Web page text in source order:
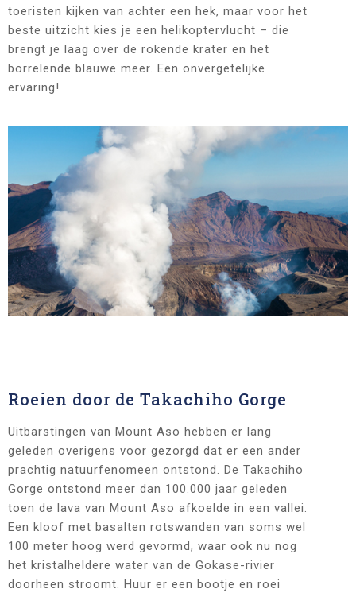
toeristen kijken van achter een hek, maar voor het
beste uitzicht kies je een helikoptervlucht – die
brengt je laag over de rokende krater en het
borrelende blauwe meer. Een onvergetelijke
ervaring!
Roeien door de Takachiho Gorge
Uitbarstingen van Mount Aso hebben er lang
geleden overigens voor gezorgd dat er een ander
prachtig natuurfenomeen ontstond. De Takachiho
Gorge ontstond meer dan 100.000 jaar geleden
toen de lava van Mount Aso afkoelde in een vallei.
Een kloof met basalten rotswanden van soms wel
100 meter hoog werd gevormd, waar ook nu nog
het kristalheldere water van de Gokase-rivier
doorheen stroomt. Huur er een bootje en roei